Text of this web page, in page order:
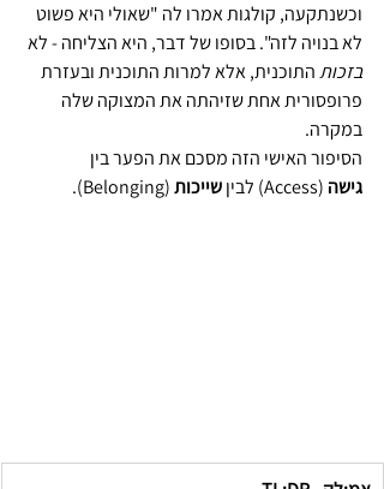
וכשנתקעה, קולגות אמרו לה "שאולי היא פשוט
לא בנויה לזה". בסופו של דבר, היא הצליחה - לא
בזכות התוכנית, אלא למרות התוכנית ובעזרת
פרופסורית אחת שזיהתה את המצוקה שלה
במקרה.
הסיפור האישי הזה מסכם את הפער בין
גישה (Access) לבין שייכות (Belonging).